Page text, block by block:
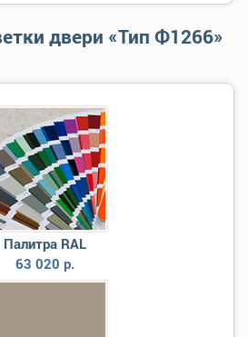
двери «Тип Ф1266»
Палитра RAL
63 020 р.